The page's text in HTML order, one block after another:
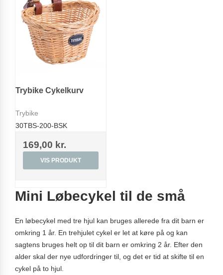
Trybike Cykelkurv
Trybike
30TBS-200-BSK
169,00 kr.
VIS PRODUKT
Mini Løbecykel til de små
En løbecykel med tre hjul kan bruges allerede fra dit barn er
omkring 1 år. En trehjulet cykel er let at køre på og kan
sagtens bruges helt op til dit barn er omkring 2 år. Efter den
alder skal der nye udfordringer til, og det er tid at skifte til en
cykel på to hjul.